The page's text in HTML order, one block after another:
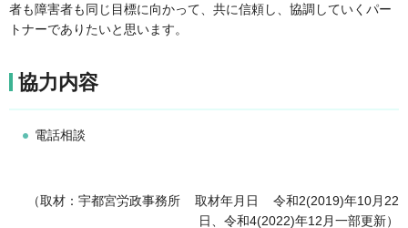
者も障害者も同じ目標に向かって、共に信頼し、協調していくパー
トナーでありたいと思います。
協力内容
電話相談
（取材：宇都宮労政事務所 取材年月日 令和2(2019)年10月22
日、令和4(2022)年12月一部更新）